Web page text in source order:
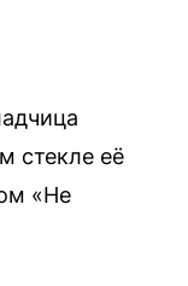
стекле её
«Не